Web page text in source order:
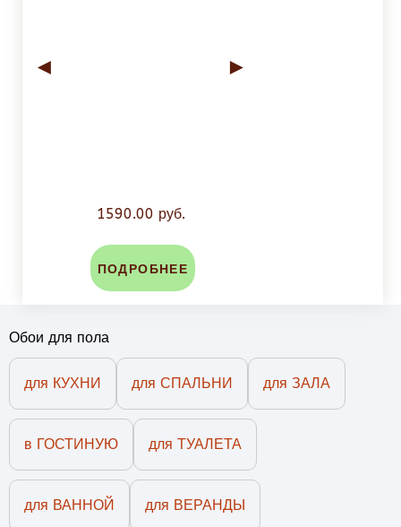
◄ ►
1590.00 руб.
ПОДРОБНЕЕ
Обои для пола
для КУХНИ для СПАЛЬНИ для ЗАЛА
в ГОСТИНУЮ для ТУАЛЕТА
для ВАННОЙ для ВЕРАНДЫ